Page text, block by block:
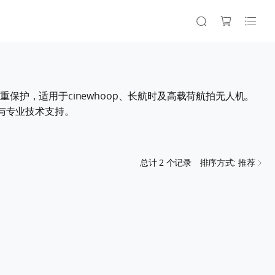
保护，适用于cinewhoop、长航时及高载荷航拍无人机。
业技术支持。
总计 2 个记录 排序方式: 推荐